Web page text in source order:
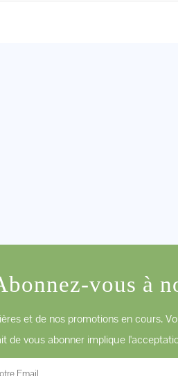
vous à
et de nos promotions en cours.
de vous abonner implique